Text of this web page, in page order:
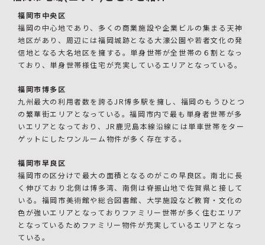
福岡市中央区
福岡の中心地であり、多くの商業施設や企業ビルの集まる天神
地区があり、周辺には福岡城跡となる大濠公園や若者文化の発
信地となる大名地区を擁する。単身世帯が全世帯の６割となっ
ており、単身世帯様住宅が充実しているエリアとなっている。
福岡市博多区
九州最大の利用者数を誇るJR博多駅を擁し、福岡のもうひとつ
の繁華街エリアとなっている。福岡市内で最も単身者世帯が多
いエリアとなっており、JR鹿児島本線沿線には単車世帯をター
ゲットにしたワンルーム物件が多く存在する。
福岡市早良区
福岡市の区分けで最大の面積となるのがこの早良区。南北に長
く伸びており北側は博多湾、南側は脊振山地で佐賀県と接して
いる。福岡市美術館や総合図書館、大学施設など教育・文化の
色が強いエリアとなっておりファミリー世帯が多く住むエリア
となっているためファミリー物件が充実しているエリアとなっ
ている。